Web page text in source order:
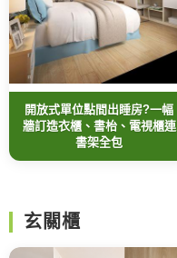
開放式單位點間出睡房?一幅
牆訂造衣櫃、書枱、電視櫃連
書架全包
玄關櫃